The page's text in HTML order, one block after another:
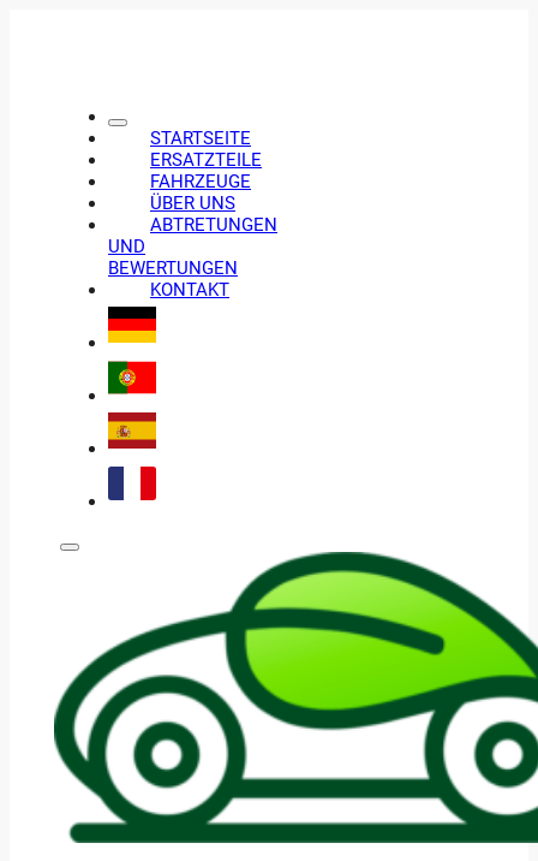
STARTSEITE
ERSATZTEILE
FAHRZEUGE
ÜBER UNS
ABTRETUNGEN
UND
BEWERTUNGEN
KONTAKT